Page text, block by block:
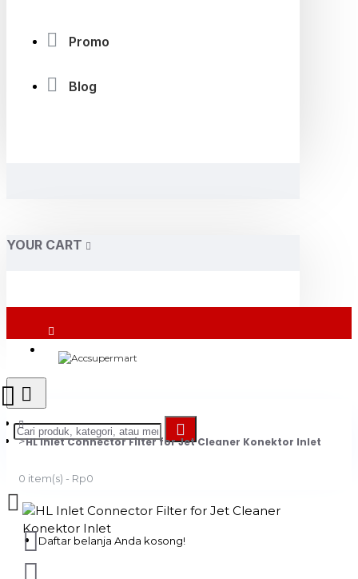
Promo
Blog
YOUR CART
0 item(s) - Rp0
Daftar belanja Anda kosong!
HL Inlet Connector Filter for Jet Cleaner Konektor Inlet